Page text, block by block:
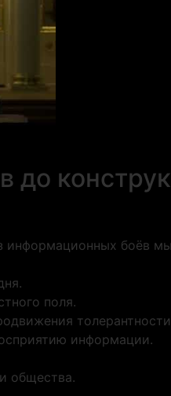
информационных боёв
поля.
информации.
общества.